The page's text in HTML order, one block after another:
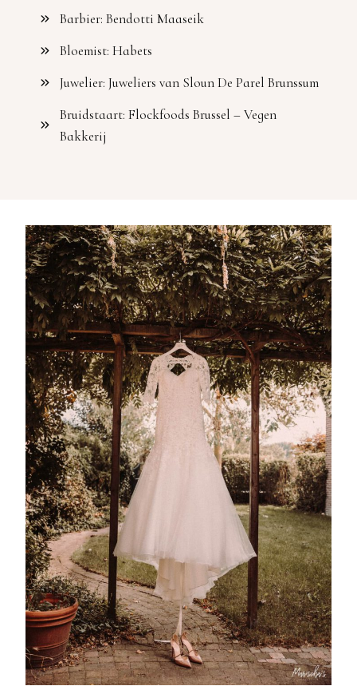
Barbier: Bendotti Maaseik
Bloemist: Habets
Juwelier: Juweliers van Sloun De Parel Brunssum
Bruidstaart: Flockfoods Brussel – Vegen
Bakkerij